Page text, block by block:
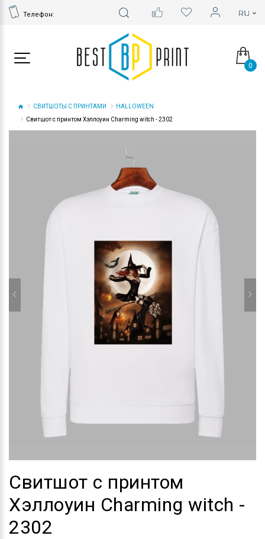
Телефон:
0
СВИТШОТЫ С ПРИНТАМИ
HALLOWEEN
Свитшот с принтом Хэллоуин Charming witch - 2302
Свитшот с принтом
Хэллоуин Charming witch -
2302